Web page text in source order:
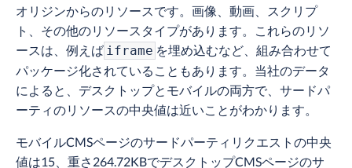
オリジンからのリソースです。画像、動画、スクリプ
ト、その他のリソースタイプがあります。これらのリソ
ースは、例えば iframe を埋め込むなど、組み合わせて
パッケージ化されていることもあります。当社のデータ
によると、デスクトップとモバイルの両方で、サードパ
ーティのリソースの中央値は近いことがわかります。
モバイルCMSページのサードパーティリクエストの中央
値は15、重さ264.72KBでデスクトップCMSページのサ